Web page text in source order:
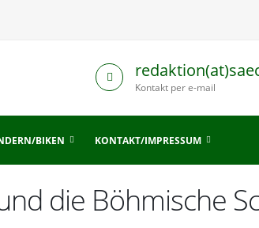
Kontakt per e-mail
BIKEN KONTAKT/IMPRESSUM
die Böhmische